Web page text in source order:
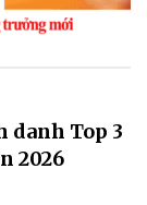
danh Top 3
2026